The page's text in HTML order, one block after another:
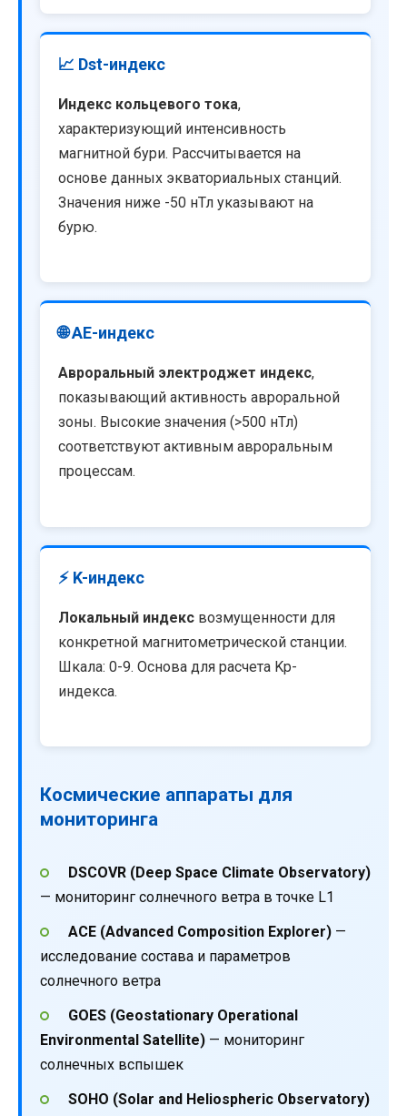
📈 Dst-индекс
Индекс кольцевого тока,
характеризующий интенсивность
магнитной бури. Рассчитывается на
основе данных экваториальных станций.
Значения ниже -50 нТл указывают на
бурю.
🌐 AE-индекс
Авроральный электроджет индекс,
показывающий активность авроральной
зоны. Высокие значения (>500 нТл)
соответствуют активным авроральным
процессам.
⚡ K-индекс
Локальный индекс возмущенности для
конкретной магнитометрической станции.
Шкала: 0-9. Основа для расчета Kp-
индекса.
Космические аппараты для
мониторинга
DSCOVR (Deep Space Climate Observatory)
— мониторинг солнечного ветра в точке L1
ACE (Advanced Composition Explorer)—
исследование состава и параметров
солнечного ветра
GOES (Geostationary Operational
Environmental Satellite) — мониторинг
солнечных вспышек
SOHO (Solar and Heliospheric Observatory)